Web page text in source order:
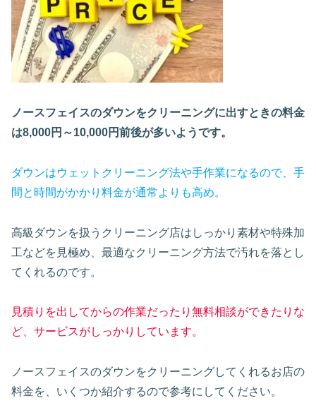
ノースフェイスのダウンをクリーニングに出すときの料金
は8,000円～10,000円前後が多いようです。
ダウンはウェットクリーニング法や手作業になるので、手
間と時間がかかり料金が通常よりも高め。
高級ダウンを扱うクリーニング店はしっかり素材や特殊加
工などを見極め、最適なクリーニング方法で汚れを落とし
てくれるのです。
見積りを出してからの作業だったり無料相談ができたりな
ど、サービスがしっかりしています。
ノースフェイスのダウンをクリーニングしてくれるお店の
料金を、いくつか紹介するので参考にしてください。